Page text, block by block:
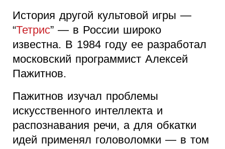
История другой культовой игры —
“Тетрис” — в России широко
известна. В 1984 году ее разработал
московский программист Алексей
Пажитнов.
Пажитнов изучал проблемы
искусственного интеллекта и
распознавания речи, а для обкатки
идей применял головоломки — в том